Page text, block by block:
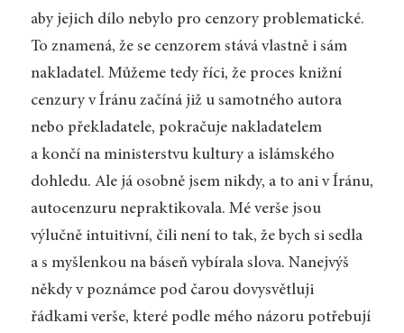
aby jejich dílo nebylo pro cenzory problematické.
To znamená, že se cenzorem stává vlastně i sám
nakladatel. Můžeme tedy říci, že proces knižní
cenzury v Íránu začíná již u samotného autora
nebo překladatele, pokračuje nakladatelem
a končí na ministerstvu kultury a islámského
dohledu. Ale já osobně jsem nikdy, a to ani v Íránu,
autocenzuru nepraktikovala. Mé verše jsou
výlučně intuitivní, čili není to tak, že bych si sedla
a s myšlenkou na báseň vybírala slova. Nanejvýš
někdy v poznámce pod čarou dovysvětluji
řádkami verše, které podle mého názoru potřebují